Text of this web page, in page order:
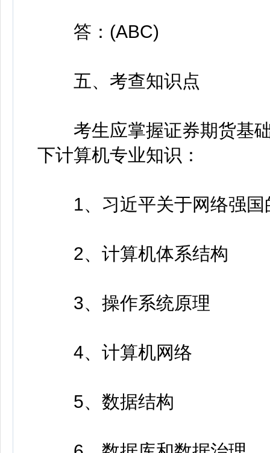
答：(ABC)
五、考查知识点
考生应掌握证券期货基础
下计算机专业知识：
1、习近平关于网络强国
2、计算机体系结构
3、操作系统原理
4、计算机网络
5、数据结构